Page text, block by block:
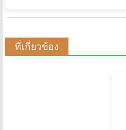
ที่เกี่ยวข้อง